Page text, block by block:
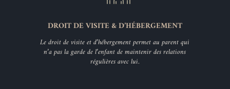
DROIT DE VISITE & D’HÉBERGEMENT
Le droit de visite et d’hébergement permet au parent qui
n’a pas la garde de l’enfant de maintenir des relations
régulières avec lui.